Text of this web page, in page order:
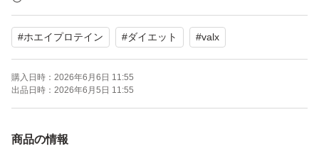
#ホエイプロテイン #ダイエット #valx
購入日時： 2026年6月6日 11:55
出品日時： 2026年6月5日 11:55
商品の情報